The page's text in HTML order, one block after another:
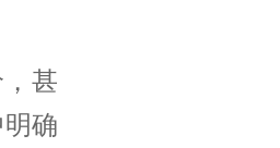
，甚
确